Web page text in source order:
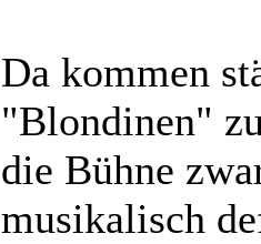
Da kommen
"Blondinen"
die Bühne
musikalisch